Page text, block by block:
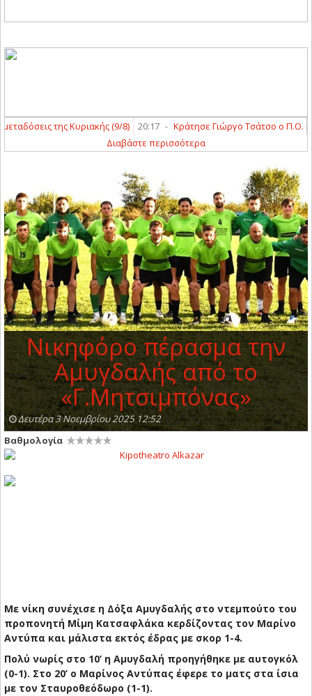
της Κυριακής (9/8) 20:17 - Κράτησε Γιώργο Τσάτσο ο Π.Ο.
Διαβάστε περισσότερα
Νικηφόρο πέρασμα την
Αμυγδαλής από το
«Γ.Μητσιμπόνας»
Δευτέρα 3 Νοεμβρίου 2025 12:52
Βαθμολογία
Με νίκη συνέχισε η Δόξα Αμυγδαλής στο ντεμπούτο του
προπονητή Μίμη Κατσαφλάκα κερδίζοντας τον Μαρίνο
Αντύπα και μάλιστα εκτός έδρας με σκορ 1-4.
Πολύ νωρίς στο 10’ η Αμυγδαλή προηγήθηκε με αυτογκόλ
(0-1). Στο 20’ ο Μαρίνος Αντύπας έφερε το ματς στα ίσια
με τον Σταυροθεόδωρο (1-1).